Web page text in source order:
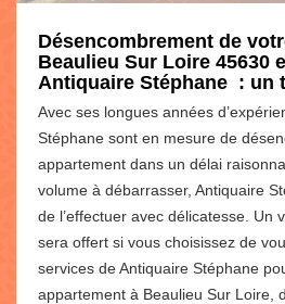
Désencombrement de
Beaulieu Sur Loire 45630
Antiquaire Stéphane : un
Avec ses longues années
Stéphane sont en mesure de
appartement dans un délai
volume à débarrasser, Antiquaire
de l’effectuer avec délicatesse. Un
sera offert si vous choisissez de
services de Antiquaire Stéphane
appartement à Beaulieu Sur Loire,